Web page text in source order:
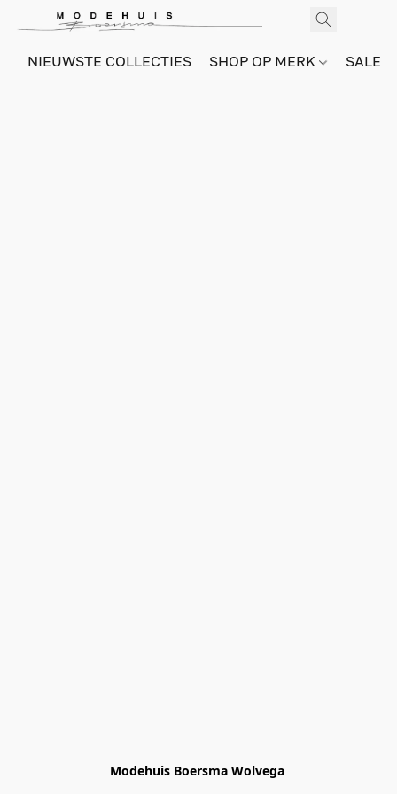
NIEUWSTE COLLECTIES SHOP OP MERK SALE
Modehuis Boersma Wolvega